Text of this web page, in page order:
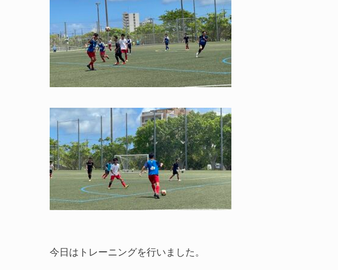
今日はトレーニングを行いました。